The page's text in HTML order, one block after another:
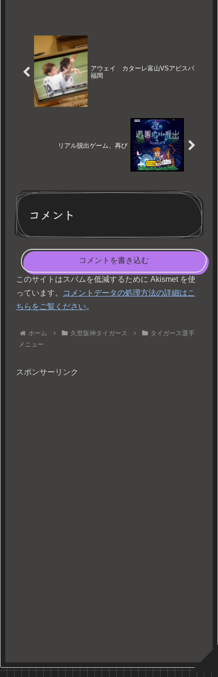
アウェイ カターレ富山VSアビスパ
福岡
リアル脱出ゲーム、再び
コメント
コメントを書き込む
このサイトはスパムを低減するために Akismet を使
っています。
コメントデータの処理方法の詳細はこ
ちらをご覧ください。
ホーム 久世阪神タイガース
タイガース選手
メニュー
スポンサーリンク